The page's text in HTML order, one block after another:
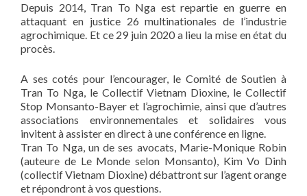
Depuis 2014, Tran To Nga est repartie en guerre en
attaquant en justice 26 multinationales de l’industrie
agrochimique. Et ce 29 juin 2020 a lieu la mise en état du
procès.
A ses cotés pour l’encourager, le Comité de Soutien à
Tran To Nga, le Collectif Vietnam Dioxine, le Collectif
Stop Monsanto-Bayer et l’agrochimie, ainsi que d’autres
associations environnementales et solidaires vous
invitent à assister en direct à une conférence en ligne.
Tran To Nga, un de ses avocats, Marie-Monique Robin
(auteure de Le Monde selon Monsanto), Kim Vo Dinh
(collectif Vietnam Dioxine) débattront sur l’agent orange
et répondront à vos questions.